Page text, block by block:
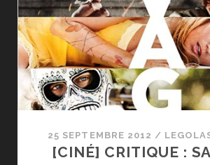
25 SEPTEMBRE 2012 /
[CINÉ] CRITIQUE :